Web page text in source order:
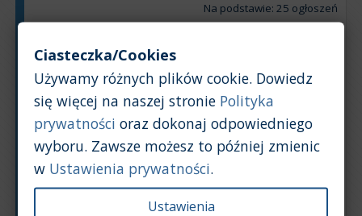
Na podstawie: 25 ogłoszeń
Wykres Tabela
Średnia wartość rynkowa samochodu [PLN]
Ciasteczka/Cookies
Używamy różnych plików cookie. Dowiedz
się więcej na naszej stronie Polityka
prywatności oraz dokonaj odpowiedniego
wyboru. Zawsze możesz to później zmienic
w Ustawienia prywatności.
Ustawienia